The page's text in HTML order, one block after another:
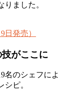
りました。
日発売）
がここに
名のシェフによ
ピ。